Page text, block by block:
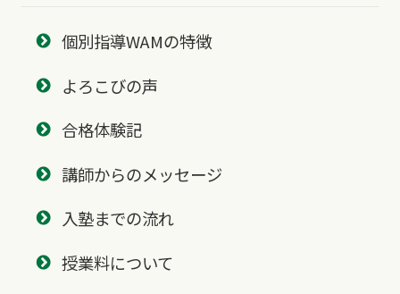
個別指導WAMの特徴
よろこびの声
合格体験記
講師からのメッセージ
入塾までの流れ
授業料について